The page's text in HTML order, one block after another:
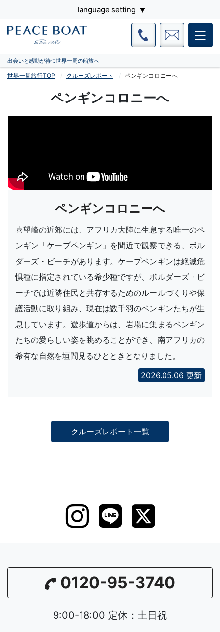
language setting
出会いと感動が待つ世界一周の船旅へ
世界一周旅行TOP クルーズレポート ペンギンコロニーへ
ペンギンコロニーへ
ペンギンコロニーへ
喜望峰の近郊には、アフリカ大陸に生息する唯一のペ
ンギン「ケープペンギン」を間近で観察できる、ボル
ダーズ・ビーチがあります。ケープペンギンは絶滅危
惧種に指定されている希少種ですが、ボルダーズ・ビ
ーチでは近隣住民と共存するためのルールづくりや保
護活動に取り組み、現在は数千羽のペンギンたちが生
息しています。遊歩道からは、岩場に集まるペンギン
たちの愛らしい姿を眺めることができ、南アフリカの
希有な自然を垣間見るひとときとなりました。
2026.05.06 更新
クルーズレポート一覧
0120-95-3740
9:00-18:00 定休：土日祝